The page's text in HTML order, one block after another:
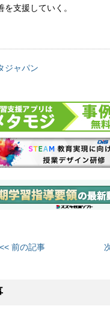
を支援していく。
ジャパン
<< 前の記事